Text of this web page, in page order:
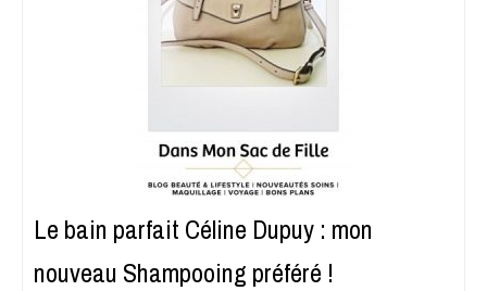
Le bain parfait Céline Dupuy : mon
nouveau Shampooing préféré !